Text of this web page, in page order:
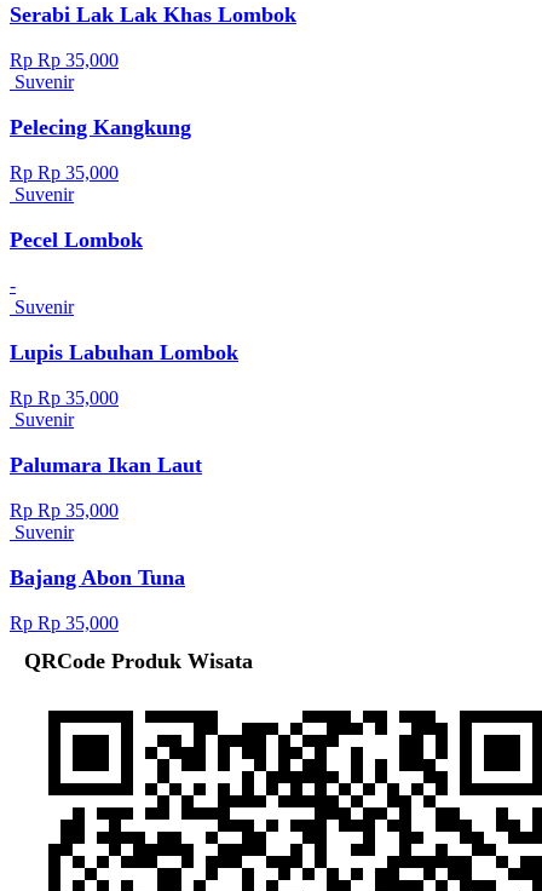
Serabi Lak Lak Khas Lombok
Rp Rp 35,000
Suvenir
Pelecing Kangkung
Rp Rp 35,000
Suvenir
Pecel Lombok
-
Suvenir
Lupis Labuhan Lombok
Rp Rp 35,000
Suvenir
Palumara Ikan Laut
Rp Rp 35,000
Suvenir
Bajang Abon Tuna
Rp Rp 35,000
QRCode Produk Wisata